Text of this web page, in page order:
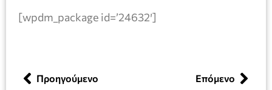
[wpdm_package id=’24632′]
Προηγούμενο Επόμενο